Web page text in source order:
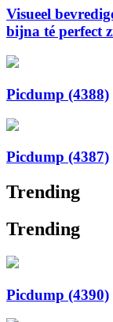
Visueel
bijna té perfect
Picdump (4388)
Picdump (4387)
Trending
Trending
Picdump (4390)